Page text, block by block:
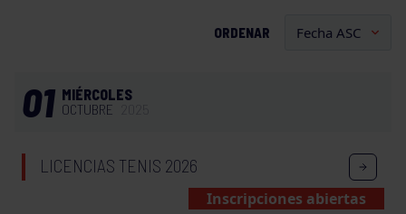
ORDENAR
01 MIÉRCOLES
OCTUBRE
LICENCIAS TENIS 2026
Inscripciones abiertas